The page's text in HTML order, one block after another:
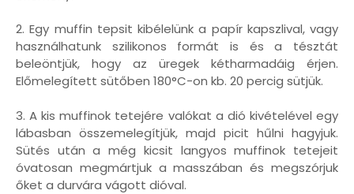
2. Egy muffin tepsit kibélelünk a papír kapszlival, vagy
használhatunk szilikonos formát is és a tésztát
beleöntjük, hogy az üregek kétharmadáig érjen.
Előmelegített sütőben 180°C-on kb. 20 percig sütjük.
3. A kis muffinok tetejére valókat a dió kivételével egy
lábasban összemelegítjük, majd picit hűlni hagyjuk.
Sütés után a még kicsit langyos muffinok tetejeit
óvatosan megmártjuk a masszában és megszórjuk
őket a durvára vágott dióval.